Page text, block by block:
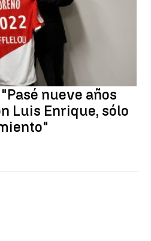
nueve años
Luis Enrique, sólo